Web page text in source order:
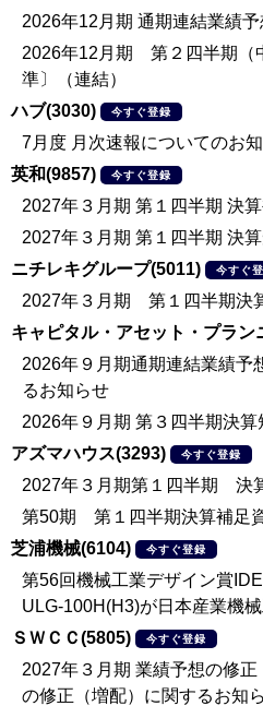
2026年12月期 通期連結業績
2026年12月期 第２四半期（
準〕（連結）
ハブ(3030)
今すぐ登録
7月度 月次速報についてのお
英和(9857)
今すぐ登録
2027年３月期 第１四半期 決
2027年３月期 第１四半期 決
ニチレキグループ(5011)
今すぐ
2027年３月期 第１四半期決
キャピタル・アセット・プラン
2026年９月期通期連結業績予
るお知らせ
2026年９月期 第３四半期決算
アズマハウス(3293)
今すぐ登録
2027年３月期第１四半期 決
第50期 第１四半期決算補足
芝浦機械(6104)
今すぐ登録
第56回機械工業デザイン賞
ULG-100H(H3)が日本産業機
ＳＷＣＣ(5805)
今すぐ登録
2027年３月期 業績予想の修
の修正（増配）に関するお知